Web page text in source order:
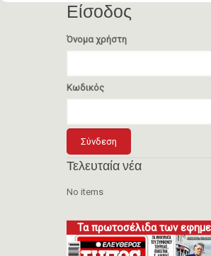
Είσοδος
Όνομα χρήστη
Κωδικός
Τελευταία νέα
No items
Τα πρωτοσέλιδα των